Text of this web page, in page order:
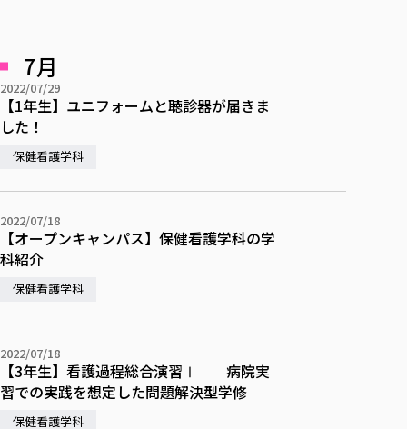
7月
2022/07/29
【1年生】ユニフォームと聴診器が届きま
した！
保健看護学科
2022/07/18
【オープンキャンパス】保健看護学科の学
科紹介
保健看護学科
2022/07/18
【3年生】看護過程総合演習Ⅰ 病院実
習での実践を想定した問題解決型学修
保健看護学科